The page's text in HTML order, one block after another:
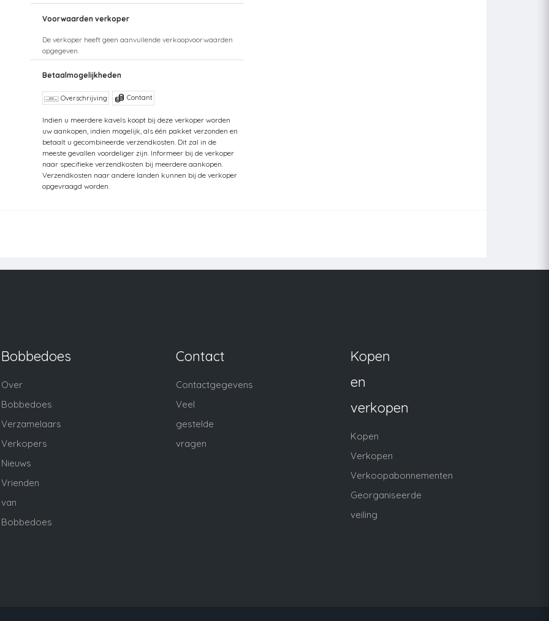
Voorwaarden verkoper
De verkoper heeft geen aanvullende verkoopvoorwaarden
opgegeven.
Betaalmogelijkheden
Overschrijving Contant
Indien u meerdere kavels koopt bij deze verkoper worden
uw aankopen, indien mogelijk, als één pakket verzonden en
betaalt u gecombineerde verzendkosten. Dit zal in de
meeste gevallen voordeliger zijn. Informeer bij de verkoper
naar specifieke verzendkosten bij meerdere aankopen.
Verzendkosten naar andere landen kunnen bij de verkoper
opgevraagd worden.
Bobbedoes
Over
Bobbedoes
Verzamelaars
Verkopers
Nieuws
Vrienden
van
Bobbedoes
Contact
Contactgegevens
Veel
gestelde
vragen
Kopen
en
verkopen
Kopen
Verkopen
Verkoopabonnementen
Georganiseerde
veiling